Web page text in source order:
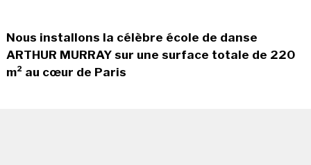
Nous installons la célèbre école de danse
ARTHUR MURRAY sur une surface totale de 220
m² au cœur de Paris